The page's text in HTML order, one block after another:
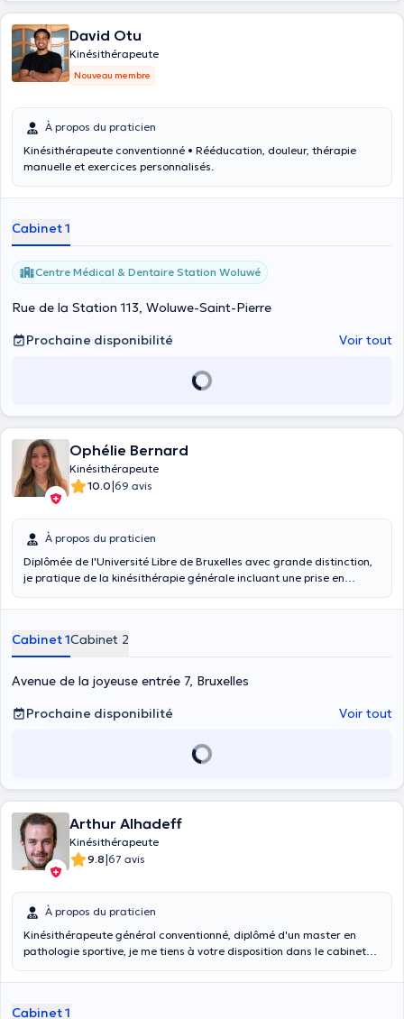
David Otu
Kinésithérapeute
Nouveau membre
À propos du praticien
Kinésithérapeute conventionné • Rééducation, douleur, thérapie
manuelle et exercices personnalisés.
Cabinet 1
Centre Médical & Dentaire Station Woluwé
Rue de la Station 113, Woluwe-Saint-Pierre
Prochaine disponibilité
Voir tout
Ophélie Bernard
Kinésithérapeute
10.0|69 avis
À propos du praticien
Diplômée de l'Université Libre de Bruxelles avec grande distinction,
je pratique de la kinésithérapie générale incluant une prise en
les capacités du corps humain, c’est avec bienveillance que je vous
je ferais de mon mieux pour vous aider à retrouver un bien être
physique ainsi que psychique.
Cabinet 1Cabinet 2
Avenue de la joyeuse entrée 7, Bruxelles
Prochaine disponibilité
Voir tout
Arthur Alhadeff
Kinésithérapeute
9.8|67 avis
À propos du praticien
Kinésithérapeute général conventionné, diplômé d'un master en
pathologie sportive, je me tiens à votre disposition dans le cabinet
TENS,...) pour toutes prises en charge: - Traumatologie - Post
cardiaque, ...) - Kiné du sport - Kiné respiratoire - Drainage
Cabinet 1